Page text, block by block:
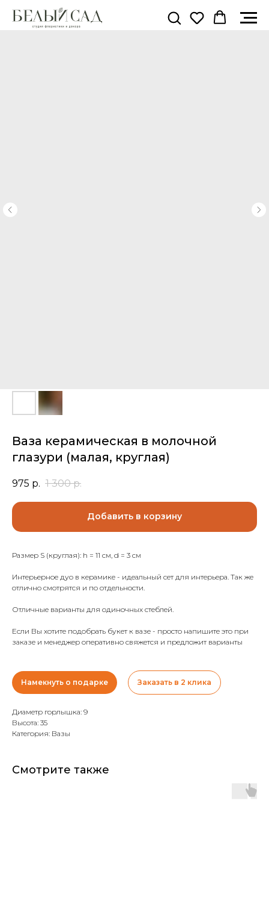
Ваза керамическая в молочной
глазури (малая, круглая)
975 р. 1 300 р.
Добавить в корзину
Размер S (круглая): h = 11 см, d = 3 см
Интерьерное дуо в керамике - идеальный сет для интерьера. Так же
отлично смотрятся и по отдельности.
Отличные варианты для одиночных стеблей.
Если Вы хотите подобрать букет к вазе - просто напишите это при
заказе и менеджер оперативно свяжется и предложит варианты
Намекнуть о подарке Заказать в 2 клика
Диаметр горлышка: 9
Высота: 35
Категория: Вазы
Смотрите также